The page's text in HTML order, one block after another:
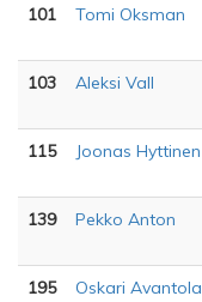
101 Tomi Oksman
103 Aleksi Vall
115 Joonas Hyttinen
139 Pekko Anton
195 Oskari Avantola